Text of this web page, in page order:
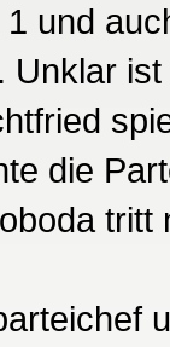
und
Unklar
die
tritt